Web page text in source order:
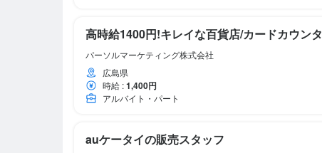
高時給1400円!キレイな百貨店/カードカウン
パーソルマーケティング株式会社
広島県
時給 :1,400円
アルバイト・パート
auケータイの販売スタッフ